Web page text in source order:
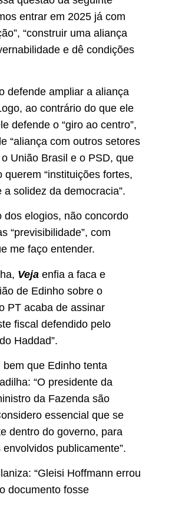
entrar em 2025 já com
“construir uma aliança
e dê condições
defende ampliar a aliança
ao contrário do que ele
defende o “giro ao centro”,
“aliança com outros setores
União Brasil e o PSD, que
querem “instituições fortes,
a solidez da democracia”.
dos elogios, não concordo
“previsibilidade”, com
me faço entender.
Veja enfia a faca e
de Edinho sobre o
PT acaba de assinar
fiscal defendido pelo
Haddad”.
bem que Edinho tenta
“O presidente da
da Fazenda são
essencial que se
dentro do governo, para
publicamente”.
“Gleisi Hoffmann errou
documento fosse